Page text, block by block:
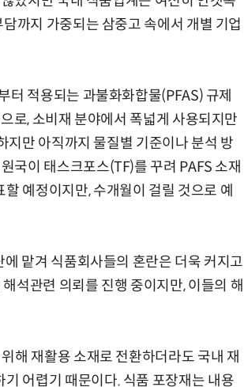
까지 가중되는 삼중고 속에서 개별 기업
적용되는 과불화화합물(PFAS) 규제
로, 소비재 분야에서 폭넓게 사용되지만
지만 아직까지 물질별 기준이나 분석 방
국이 태스크포스(TF)를 꾸려 PAFS 소재
예정이지만, 수개월이 걸릴 것으로 예
맡겨 식품회사들의 혼란은 더욱 커지고
석관련 의뢰를 진행 중이지만, 이들의 해
해 재활용 소재로 전환하더라도 국내 재
어렵기 때문이다. 식품 포장재는 내용